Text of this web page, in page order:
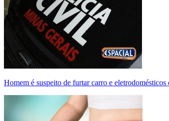
Homem é suspeito de furtar carro e eletrodomésticos